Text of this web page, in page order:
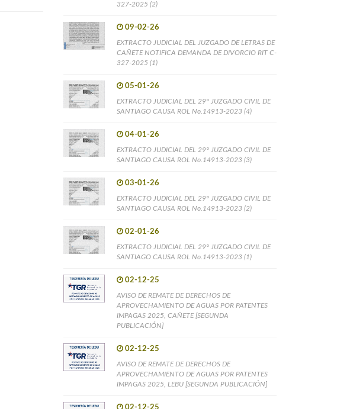
327-2025 (2)
09-02-26
EXTRACTO JUDICIAL DEL JUZGADO DE LETRAS DE
CAÑETE NOTIFICA DEMANDA DE DIVORCIO RIT C-
327-2025 (1)
05-01-26
EXTRACTO JUDICIAL DEL 29° JUZGADO CIVIL DE
SANTIAGO CAUSA ROL No.14913-2023 (4)
04-01-26
EXTRACTO JUDICIAL DEL 29° JUZGADO CIVIL DE
SANTIAGO CAUSA ROL No.14913-2023 (3)
03-01-26
EXTRACTO JUDICIAL DEL 29° JUZGADO CIVIL DE
SANTIAGO CAUSA ROL No.14913-2023 (2)
02-01-26
EXTRACTO JUDICIAL DEL 29° JUZGADO CIVIL DE
SANTIAGO CAUSA ROL No.14913-2023 (1)
02-12-25
AVISO DE REMATE DE DERECHOS DE
APROVECHAMIENTO DE AGUAS POR PATENTES
IMPAGAS 2025, CAÑETE [SEGUNDA
PUBLICACIÓN]
02-12-25
AVISO DE REMATE DE DERECHOS DE
APROVECHAMIENTO DE AGUAS POR PATENTES
IMPAGAS 2025, LEBU [SEGUNDA PUBLICACIÓN]